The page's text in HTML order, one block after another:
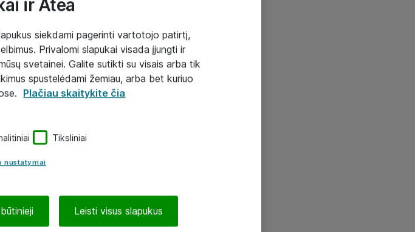
ir Atea
siekdami pagerinti vartotojo patirtį,
Privalomi slapukai visada įjungti ir
svetainei. Galite sutikti su visais arba tik
spustelėdami žemiau, arba bet kuriuo
Plačiau skaitykite čia
Tiksliniai
nustatymai
Leisti visus slapukus